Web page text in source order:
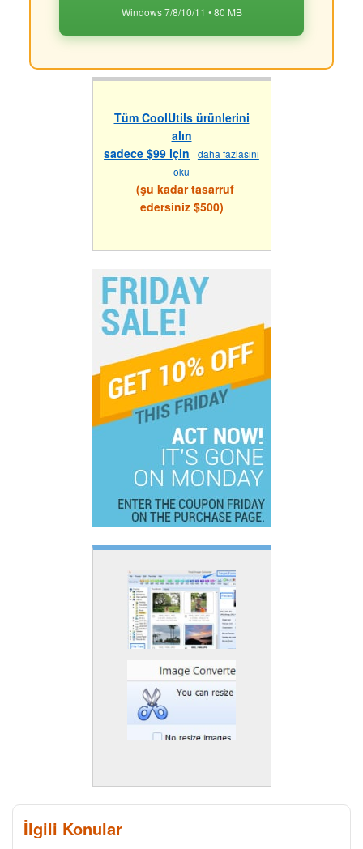
Windows 7/8/10/11 • 80 MB
Tüm CoolUtils ürünlerini
alın
sadece $99 için
daha fazlasını
oku
(şu kadar tasarruf
edersiniz $500)
İlgili Konular